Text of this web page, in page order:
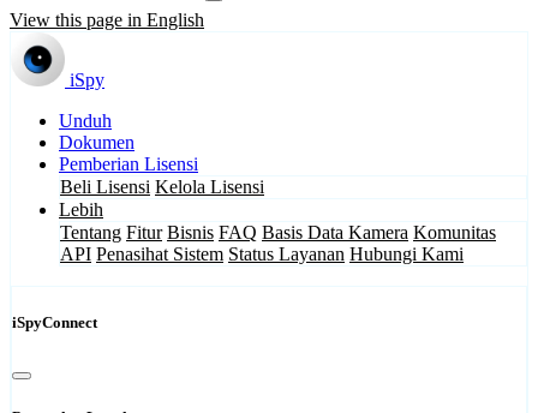
View this page in English
iSpy
Unduh
Dokumen
Pemberian Lisensi
Beli Lisensi Kelola Lisensi
Lebih
Tentang Fitur Bisnis FAQ Basis Data Kamera Komunitas
API Penasihat Sistem Status Layanan Hubungi Kami
iSpyConnect